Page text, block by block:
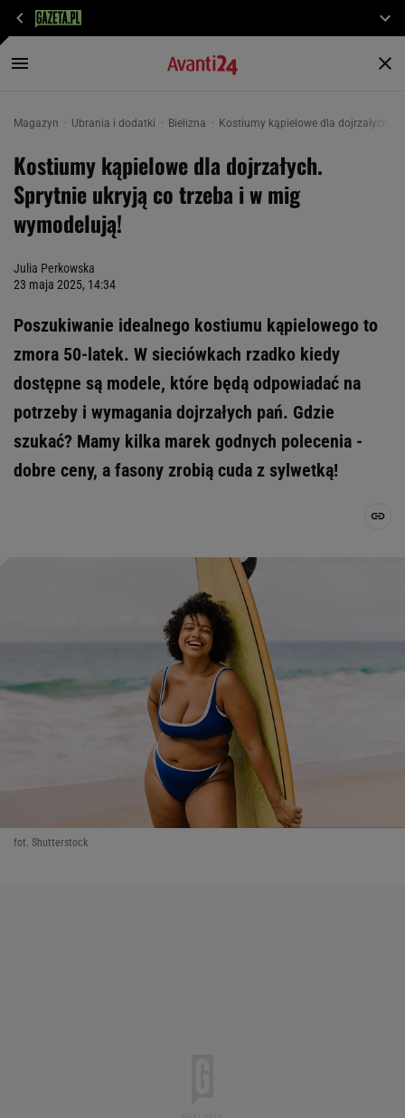
Magazyn Ubrania i dodatki Bielizna Kostiumy kąpielowe dla dojrzałych.
Kostiumy kąpielowe dla dojrzałych.
Sprytnie ukryją co trzeba i w mig
wymodelują!
Julia Perkowska
23 maja 2025, 14:34
Poszukiwanie idealnego kostiumu kąpielowego to
zmora 50-latek. W sieciówkach rzadko kiedy
dostępne są modele, które będą odpowiadać na
potrzeby i wymagania dojrzałych pań. Gdzie
szukać? Mamy kilka marek godnych polecenia -
dobre ceny, a fasony zrobią cuda z sylwetką!
fot. Shutterstock